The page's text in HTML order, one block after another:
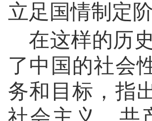
立足国情制定
在这样的历
了中国的社会
务和目标，指